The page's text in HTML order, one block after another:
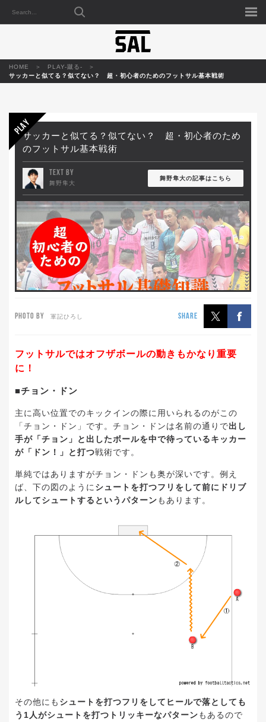
HOME
PLAY-蹴る-
サッカーと似てる？似てない？ 超・初心者のためのフットサル基本戦術
サッカーと似てる？似てない？ 超・初心者のため
のフットサル基本戦術
TEXT BY
舞野隼大
舞野隼大の記事はこちら
PHOTO BY 軍記ひろし SHARE
フットサルではオフザボールの動きもかなり重要
に！
■チョン・ドン
主に高い位置でのキックインの際に用いられるのがこの
「チョン・ドン」です。チョン・ドンは名前の通りで出し
手が「チョン」と出したボールを中で待っているキッカー
が「ドン！」と打つ戦術です。
単純ではありますがチョン・ドンも奥が深いです。例え
ば、下の図のように シュートを打つフリをして前にドリブ
ルしてシュートするというパターンもあります。
その他にも シュートを打つフリをしてヒールで落としても
う1人がシュートを打つトリッキーなパターンもあるので